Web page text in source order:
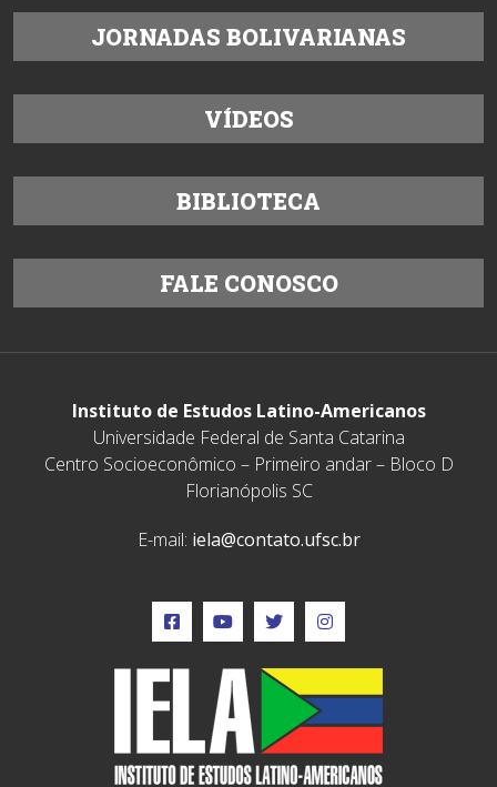
JORNADAS BOLIVARIANAS
VÍDEOS
BIBLIOTECA
FALE CONOSCO
Instituto de Estudos Latino-Americanos
Universidade Federal de Santa Catarina
Centro Socioeconômico – Primeiro andar – Bloco D
Florianópolis SC
E-mail: iela@contato.ufsc.br